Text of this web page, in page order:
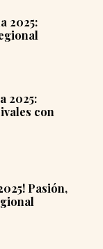
2025:
2025:
con
Pasión,